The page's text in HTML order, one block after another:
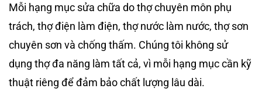
Mỗi hạng mục sửa chữa do thợ chuyên môn phụ
trách, thợ điện làm điện, thợ nước làm nước, thợ sơn
chuyên sơn và chống thấm. Chúng tôi không sử
dụng thợ đa năng làm tất cả, vì mỗi hạng mục cần kỹ
thuật riêng để đảm bảo chất lượng lâu dài.